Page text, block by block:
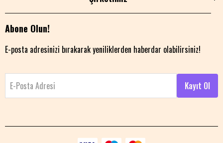
Abone Olun!
E-posta adresinizi bırakarak yeniliklerden haberdar olabilirsiniz!
E-Posta Adresi Kayıt Ol